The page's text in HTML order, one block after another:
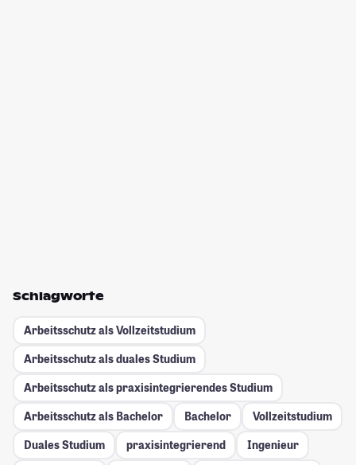
Schlagworte
Arbeitsschutz als Vollzeitstudium
Arbeitsschutz als duales Studium
Arbeitsschutz als praxisintegrierendes Studium
Arbeitsschutz als Bachelor
Bachelor
Vollzeitstudium
Duales Studium
praxisintegrierend
Ingenieur